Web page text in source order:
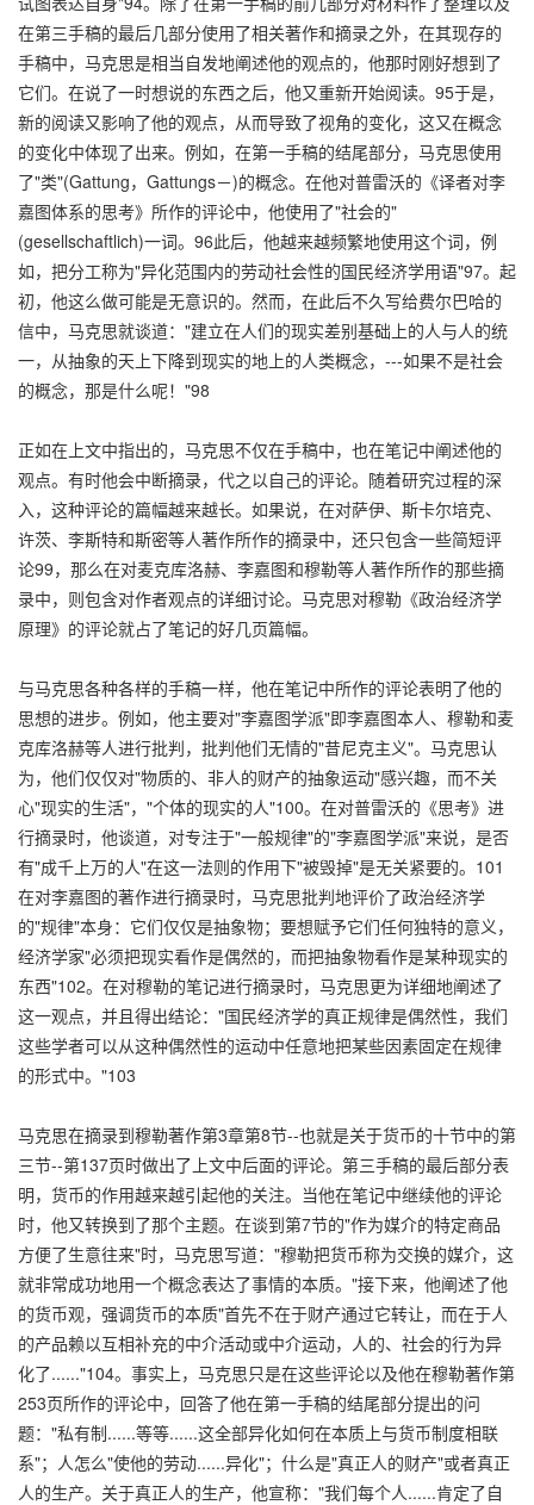
在第三手稿的最后几部分使用了相关著作和摘录之外，在其现存的
手稿中，马克思是相当自发地阐述他的观点的，他那时刚好想到了
它们。在说了一时想说的东西之后，他又重新开始阅读。95于是，
新的阅读又影响了他的观点，从而导致了视角的变化，这又在概念
的变化中体现了出来。例如，在第一手稿的结尾部分，马克思使用
了"类"(Gattung，Gattungs－)的概念。在他对普雷沃的《译者对李
嘉图体系的思考》所作的评论中，他使用了"社会的"
(gesellschaftlich)一词。96此后，他越来越频繁地使用这个词，例
如，把分工称为"异化范围内的劳动社会性的国民经济学用语"97。起
初，他这么做可能是无意识的。然而，在此后不久写给费尔巴哈的
信中，马克思就谈道："建立在人们的现实差别基础上的人与人的统
一，从抽象的天上下降到现实的地上的人类概念，---如果不是社会
的概念，那是什么呢！"98
正如在上文中指出的，马克思不仅在手稿中，也在笔记中阐述他的
观点。有时他会中断摘录，代之以自己的评论。随着研究过程的深
入，这种评论的篇幅越来越长。如果说，在对萨伊、斯卡尔培克、
许茨、李斯特和斯密等人著作所作的摘录中，还只包含一些简短评
论99，那么在对麦克库洛赫、李嘉图和穆勒等人著作所作的那些摘
录中，则包含对作者观点的详细讨论。马克思对穆勒《政治经济学
原理》的评论就占了笔记的好几页篇幅。
与马克思各种各样的手稿一样，他在笔记中所作的评论表明了他的
思想的进步。例如，他主要对"李嘉图学派"即李嘉图本人、穆勒和麦
克库洛赫等人进行批判，批判他们无情的"昔尼克主义"。马克思认
为，他们仅仅对"物质的、非人的财产的抽象运动"感兴趣，而不关
心"现实的生活"，"个体的现实的人"100。在对普雷沃的《思考》进
行摘录时，他谈道，对专注于"一般规律"的"李嘉图学派"来说，是否
有"成千上万的人"在这一法则的作用下"被毁掉"是无关紧要的。101
在对李嘉图的著作进行摘录时，马克思批判地评价了政治经济学
的"规律"本身：它们仅仅是抽象物；要想赋予它们任何独特的意义，
经济学家"必须把现实看作是偶然的，而把抽象物看作是某种现实的
东西"102。在对穆勒的笔记进行摘录时，马克思更为详细地阐述了
这一观点，并且得出结论："国民经济学的真正规律是偶然性，我们
这些学者可以从这种偶然性的运动中任意地把某些因素固定在规律
的形式中。"103
马克思在摘录到穆勒著作第3章第8节--也就是关于货币的十节中的第
三节--第137页时做出了上文中后面的评论。第三手稿的最后部分表
明，货币的作用越来越引起他的关注。当他在笔记中继续他的评论
时，他又转换到了那个主题。在谈到第7节的"作为媒介的特定商品
方便了生意往来"时，马克思写道："穆勒把货币称为交换的媒介，这
就非常成功地用一个概念表达了事情的本质。"接下来，他阐述了他
的货币观，强调货币的本质"首先不在于财产通过它转让，而在于人
的产品赖以互相补充的中介活动或中介运动，人的、社会的行为异
化了......"104。事实上，马克思只是在这些评论以及他在穆勒著作第
253页所作的评论中，回答了他在第一手稿的结尾部分提出的问
题："私有制......等等......这全部异化如何在本质上与货币制度相联
系"；人怎么"使他的劳动......异化"；什么是"真正人的财产"或者真正
人的生产。关于真正人的生产，他宣称："我们每个人......肯定了自